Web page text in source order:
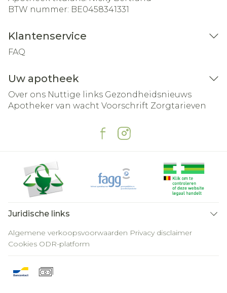
BTW nummer: BE0458341331
Klantenservice
FAQ
Uw apotheek
Over ons Nuttige links Gezondheidsnieuws
Apotheker van wacht Voorschrift Zorgtarieven
Juridische links
Algemene verkoopsvoorwaarden Privacy disclaimer
Cookies ODR-platform